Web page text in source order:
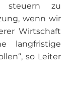
steuern zu
wenn wir
Wirtschaft
langfristige
so Leiter